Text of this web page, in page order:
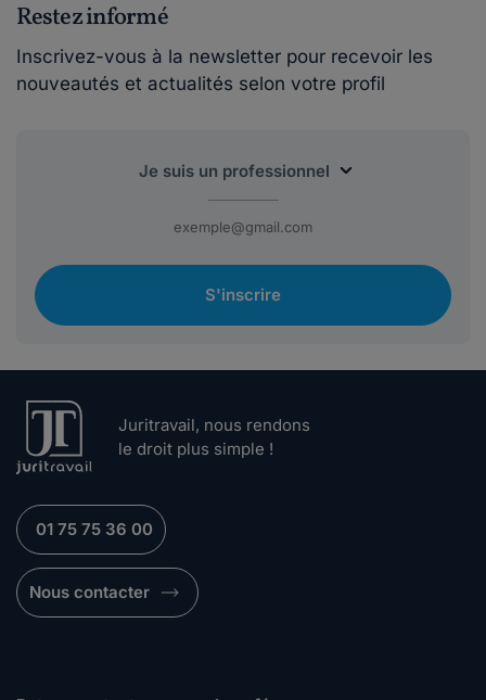
Restez informé
Inscrivez-vous à la newsletter pour recevoir les
nouveautés et actualités selon votre profil
S'inscrire
Juritravail, nous rendons
le droit plus simple !
01 75 75 36 00
Nous contacter